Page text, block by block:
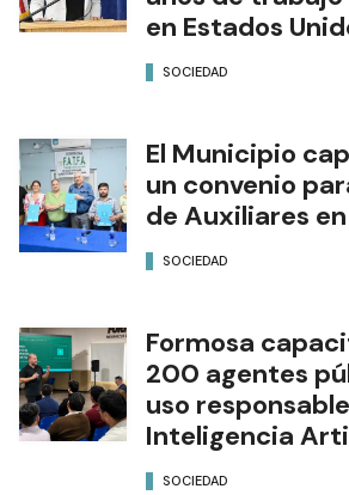
en Estados
SOCIEDAD
El Municipio
un convenio
de Auxiliares
SOCIEDAD
Formosa
200 agentes
uso
Inteligencia
SOCIEDAD